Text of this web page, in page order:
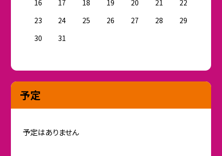
16
17 18 19 20 21
22
23
24 25 26 27 28
29
30
31
予定
予定はありません